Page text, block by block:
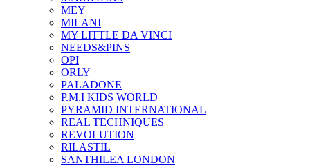
MEY
MILANI
MY LITTLE DA VINCI
NEEDS&PINS
OPI
ORLY
PALADONE
P.M.I KIDS WORLD
PYRAMID INTERNATIONAL
REAL TECHNIQUES
REVOLUTION
RILASTIL
SANTHILEA LONDON